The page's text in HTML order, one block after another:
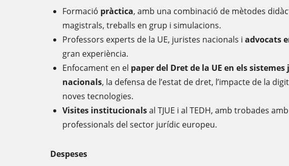
Formació pràctica, amb una combinació de mètodes
magistrals, treballs en grup i simulacions.
Professors experts de la UE, juristes nacionals i advocats
gran experiència.
Enfocament en el paper del Dret de la UE en els
nacionals, la defensa de l’estat de dret, l’impacte de la
noves tecnologies.
Visites institucionalsal TJUE i al TEDH, amb trobades
professionals del sector jurídic europeu.
Despeses